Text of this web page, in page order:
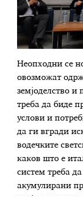
Неопходни се
овозможат
земјоделство и
треба да биде
услови и
да ги вгради
водечките
каков што е
систем треба
акумулирани